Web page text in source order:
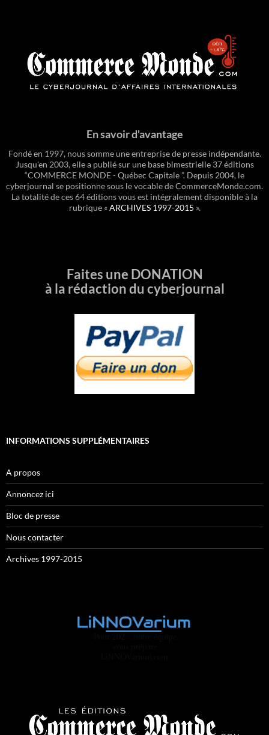
En savoir d'avantage
Fondé en 1997, nous somme une entreprise de presse indépendante.
Jusqu'en 2003, elle a publié sur une base bimestrielle 37 éditions
“COMMERCE MONDE - Québec Capitale ”. Depuis 2004, le
cyberjournal se positionne sous le vocable de CommerceMonde.com.
La totalité de ces 64 éditions vous est intégralement disponible à la
rubrique «ARCHIVES 1997-2015 ».
Faites une DONATION
à la rédaction du cyberjournal
INFORMATIONS SUPPLÉMENTAIRES
A propos
Annoncez ici
Bloc de presse
Nous contacter
Archives 1997-2015